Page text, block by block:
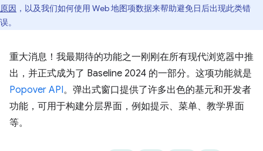
原因 ，以及我们如何使用 Web 地图项数据来帮助避免日后出现此类错
误。
重大消息！我最期待的功能之一刚刚在所有现代浏览器中推
出，并正式成为了 Baseline 2024 的一部分。这项功能就是
Popover API。弹出式窗口提供了许多出色的基元和开发者
功能，可用于构建分层界面，例如提示、菜单、教学界面
等。